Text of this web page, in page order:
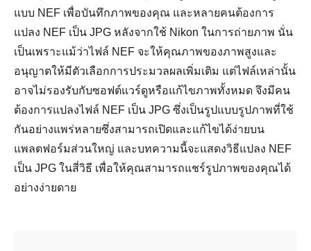
แบบ NEF เพื่อบันทึกภาพของคุณ และหลายคนต้องการ
แปลง NEF เป็น JPG หลังจากใช้ Nikon ในการถ่ายภาพ นั่น
เป็นเพราะแม้ว่าไฟล์ NEF จะให้คุณภาพของภาพสูงและ
อนุญาตให้มีตัวเลือกการประมวลผลเพิ่มเติม แต่ไฟล์เหล่านั้น
อาจไม่รองรับกับซอฟต์แวร์ดูหรือแก้ไขภาพทั้งหมด จึงมีคน
ต้องการแปลงไฟล์ NEF เป็น JPG ซึ่งเป็นรูปแบบรูปภาพที่ใช้
กันอย่างแพร่หลายซึ่งสามารถเปิดและแก้ไขได้ง่ายบน
แพลตฟอร์มส่วนใหญ่ และบทความนี้จะแสดงวิธีแปลง NEF
เป็น JPG ในสี่วิธี เพื่อให้คุณสามารถแชร์รูปภาพของคุณได้
อย่างง่ายดาย